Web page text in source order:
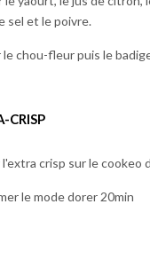
sel et le poivre.
chou-fleur puis le
CRISP
crisp sur le cookeo
le mode dorer 20min